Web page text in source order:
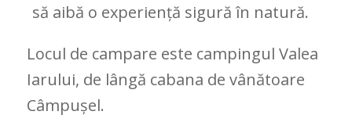
să aibă o experiență sigură în natură.
Locul de campare este campingul Valea
Iarului, de lângă cabana de vânătoare
Câmpușel.